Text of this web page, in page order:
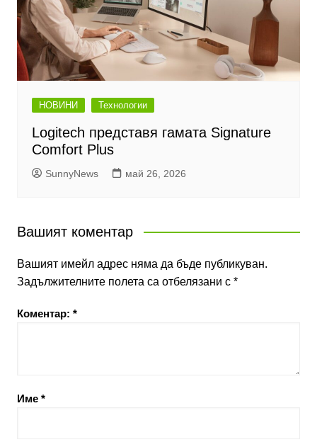
НОВИНИ Технологии
Logitech представя гамата Signature
Comfort Plus
SunnyNews май 26, 2026
Вашият коментар
Вашият имейл адрес няма да бъде публикуван.
Задължителните полета са отбелязани с *
Коментар: *
Име *